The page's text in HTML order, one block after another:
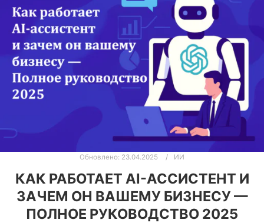
Обновлено: 23.04.2025 ИИ
КАК РАБОТАЕТ AI-АССИСТЕНТ И
ЗАЧЕМ ОН ВАШЕМУ БИЗНЕСУ —
ПОЛНОЕ РУКОВОДСТВО 2025